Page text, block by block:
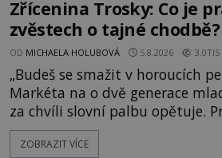
Zřícenina Trosky: Co je
zvěstech o tajné chodbě?
OD MICHAELA HOLUBOVÁ 5.8.2026 3.0TIS
„Budeš se smažit v horoucích
Markéta na o dvě generace
za chvíli slovní palbu opětuje.
katolička, druhá přesvědčená
nich se usídlí na jedné z věží
ZOBRAZIT VÍCE